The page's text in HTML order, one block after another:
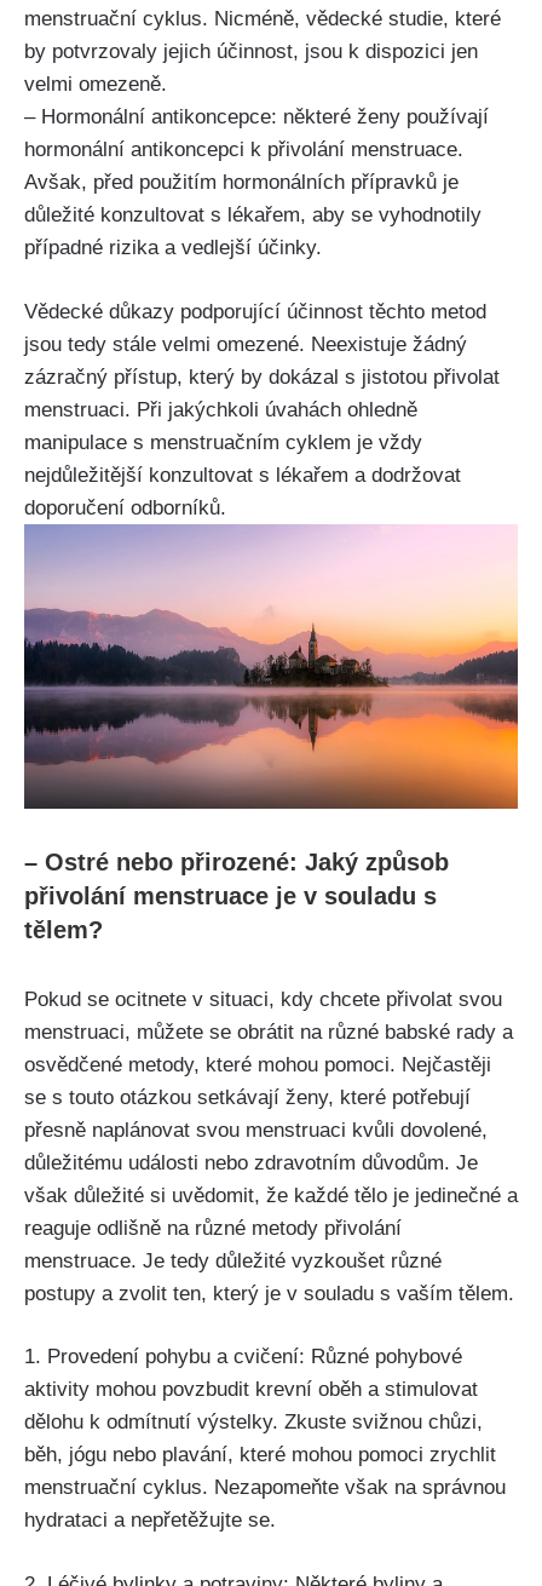
menstruační⁤ cyklus. Nicméně, vědecké studie, které
by potvrzovaly jejich účinnost, ‍jsou k dispozici jen
velmi omezeně.
– Hormonální antikoncepce: některé ženy používají
hormonální antikoncepci k přivolání ⁣menstruace.⁣
Avšak, před ​použitím hormonálních přípravků je
důležité konzultovat ‍s lékařem, ⁣aby se⁣ vyhodnotily
případné ​rizika a vedlejší účinky.
Vědecké důkazy podporující ​účinnost těchto ‌metod
‍jsou tedy stále velmi omezené. Neexistuje žádný
zázračný ⁤přístup, ‍který by dokázal s jistotou přivolat
menstruaci. Při jakýchkoli úvahách ohledně
manipulace s ‌menstruačním cyklem je vždy
nejdůležitější konzultovat s lékařem a dodržovat
doporučení odborníků.
– Ostré nebo ⁢přirozené: Jaký způsob
přivolání menstruace je v souladu ⁤s
tělem?
Pokud se ocitnete v situaci, kdy chcete přivolat ⁣svou ​
menstruaci, můžete ⁣se obrátit na různé babské rady a
osvědčené metody, které mohou pomoci. Nejčastěji
se s touto otázkou setkávají ženy, které potřebují ​
přesně naplánovat‍ svou menstruaci kvůli dovolené,
důležitému události nebo zdravotním důvodům. Je
však ​důležité si uvědomit, že každé tělo je jedinečné a
reaguje odlišně⁤ na různé metody přivolání
menstruace. Je tedy‍ důležité vyzkoušet různé
postupy⁢ a zvolit ten, který je v souladu s vaším tělem.
1. Provedení pohybu a⁢ cvičení: Různé ​pohybové
aktivity ⁤mohou‌ povzbudit krevní oběh a ‌stimulovat
dělohu k odmítnutí výstelky. Zkuste ‌svižnou chůzi,
běh, jógu nebo plavání, které mohou pomoci zrychlit
menstruační cyklus. Nezapomeňte však na správnou
hydrataci‍ a nepřetěžujte se.